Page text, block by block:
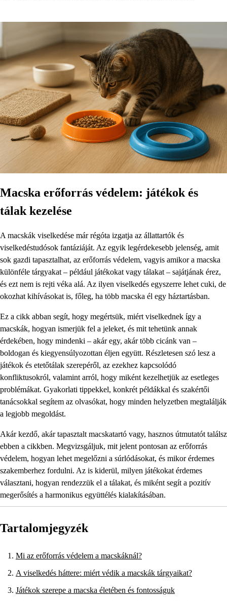
Macska erőforrás védelem: játékok és
tálak kezelése
A macskák viselkedése már régóta izgatja az állattartók és
viselkedéstudósok fantáziáját. Az egyik legérdekesebb jelenség, amit
sok gazdi tapasztalhat, az erőforrás védelem, vagyis amikor a macska
különféle tárgyakat – például játékokat vagy tálakat – sajátjának érez,
és ezt nem is rejti véka alá. Az ilyen viselkedés egyszerre lehet cuki, de
okozhat kihívásokat is, főleg, ha több macska él egy háztartásban.
Ez a cikk abban segít, hogy megértsük, miért viselkednek így a
macskák, hogyan ismerjük fel a jeleket, és mit tehetünk annak
érdekében, hogy mindenki – akár egy, akár több cicánk van –
boldogan és kiegyensúlyozottan éljen együtt. Részletesen szó lesz a
játékok és etetőtálak szerepéről, az ezekhez kapcsolódó
konfliktusokról, valamint arról, hogy miként kezelhetjük az esetleges
problémákat. Gyakorlati tippekkel, konkrét példákkal és szakértői
tanácsokkal segítem az olvasókat, hogy minden helyzetben megtalálják
a legjobb megoldást.
Akár kezdő, akár tapasztalt macskatartó vagy, hasznos útmutatót találsz
ebben a cikkben. Megvizsgáljuk, mit jelent pontosan az erőforrás
védelem, hogyan lehet megelőzni a súrlódásokat, és mikor érdemes
szakemberhez fordulni. Az is kiderül, milyen játékokat érdemes
választani, hogyan rendezzük el a tálakat, és miként segít a pozitív
megerősítés a harmonikus együttélés kialakításában.
Tartalomjegyzék
Mi az erőforrás védelem a macskáknál?
A viselkedés háttere: miért védik a macskák tárgyaikat?
Játékok szerepe a macska életében és fontosságuk